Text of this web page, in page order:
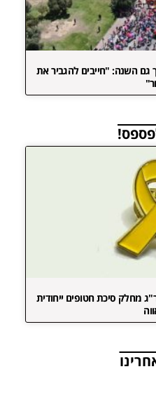
גם השנה: "חייבים להגביר את
מחלק סיכת חטופים ייחודית